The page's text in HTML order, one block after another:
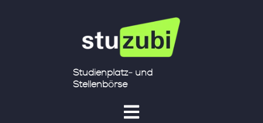
Studienplatz- und
Stellenbörse